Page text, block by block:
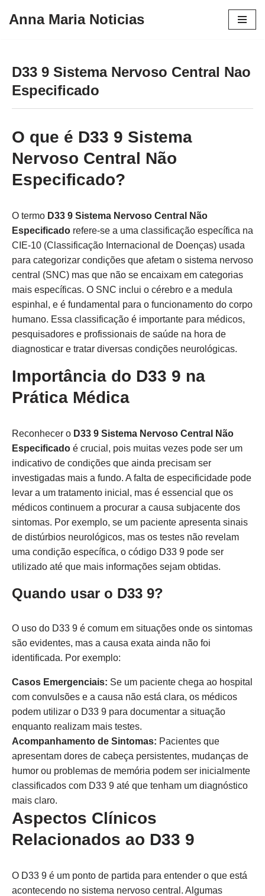
conteúdo
Anna Maria Noticias
D33 9 Sistema Nervoso Central Nao
Especificado
O que é D33 9 Sistema
Nervoso Central Não
Especificado?
O termo D33 9 Sistema Nervoso Central Não
Especificado refere-se a uma classificação específica na
CIE-10 (Classificação Internacional de Doenças) usada
para categorizar condições que afetam o sistema nervoso
central (SNC) mas que não se encaixam em categorias
mais específicas. O SNC inclui o cérebro e a medula
espinhal, e é fundamental para o funcionamento do corpo
humano. Essa classificação é importante para médicos,
pesquisadores e profissionais de saúde na hora de
diagnosticar e tratar diversas condições neurológicas.
Importância do D33 9 na
Prática Médica
Reconhecer o D33 9 Sistema Nervoso Central Não
Especificado é crucial, pois muitas vezes pode ser um
indicativo de condições que ainda precisam ser
investigadas mais a fundo. A falta de especificidade pode
levar a um tratamento inicial, mas é essencial que os
médicos continuem a procurar a causa subjacente dos
sintomas. Por exemplo, se um paciente apresenta sinais
de distúrbios neurológicos, mas os testes não revelam
uma condição específica, o código D33 9 pode ser
utilizado até que mais informações sejam obtidas.
Quando usar o D33 9?
O uso do D33 9 é comum em situações onde os sintomas
são evidentes, mas a causa exata ainda não foi
identificada. Por exemplo:
Casos Emergenciais: Se um paciente chega ao hospital
com convulsões e a causa não está clara, os médicos
podem utilizar o D33 9 para documentar a situação
enquanto realizam mais testes.
Acompanhamento de Sintomas: Pacientes que
apresentam dores de cabeça persistentes, mudanças de
humor ou problemas de memória podem ser inicialmente
classificados com D33 9 até que tenham um diagnóstico
mais claro.
Aspectos Clínicos
Relacionados ao D33 9
O D33 9 é um ponto de partida para entender o que está
acontecendo no sistema nervoso central. Algumas